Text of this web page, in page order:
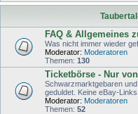
FAQ & Allgemeines
Was nicht immer wieder
Moderator: Moderatoren
Themen: 130
Ticketbörse - Nur
Schwarzmarktgebaren
geduldet. Keine eBay-Links!
Moderator: Moderatoren
Themen: 52